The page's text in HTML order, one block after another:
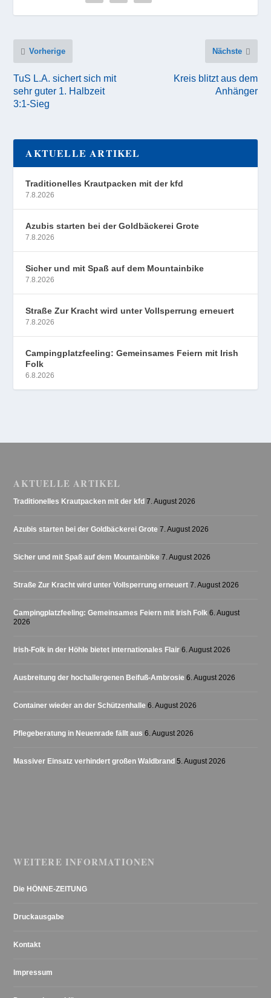
Vorherige
TuS L.A. sichert sich mit
sehr guter 1. Halbzeit
3:1-Sieg
Nächste
Kreis blitzt aus dem
Anhänger
AKTUELLE ARTIKEL
Traditionelles Krautpacken mit der kfd
7.8.2026
Azubis starten bei der Goldbäckerei Grote
7.8.2026
Sicher und mit Spaß auf dem Mountainbike
7.8.2026
Straße Zur Kracht wird unter Vollsperrung erneuert
7.8.2026
Campingplatzfeeling: Gemeinsames Feiern mit Irish
Folk
6.8.2026
AKTUELLE ARTIKEL
Traditionelles Krautpacken mit der kfd 7. August 2026
Azubis starten bei der Goldbäckerei Grote 7. August 2026
Sicher und mit Spaß auf dem Mountainbike 7. August 2026
Straße Zur Kracht wird unter Vollsperrung erneuert 7. August 2026
Campingplatzfeeling: Gemeinsames Feiern mit Irish Folk 6. August
2026
Irish-Folk in der Höhle bietet internationales Flair 6. August 2026
Ausbreitung der hochallergenen Beifuß-Ambrosie 6. August 2026
Container wieder an der Schützenhalle 6. August 2026
Pflegeberatung in Neuenrade fällt aus 6. August 2026
Massiver Einsatz verhindert großen Waldbrand 5. August 2026
WEITERE INFORMATIONEN
Die HÖNNE-ZEITUNG
Druckausgabe
Kontakt
Impressum